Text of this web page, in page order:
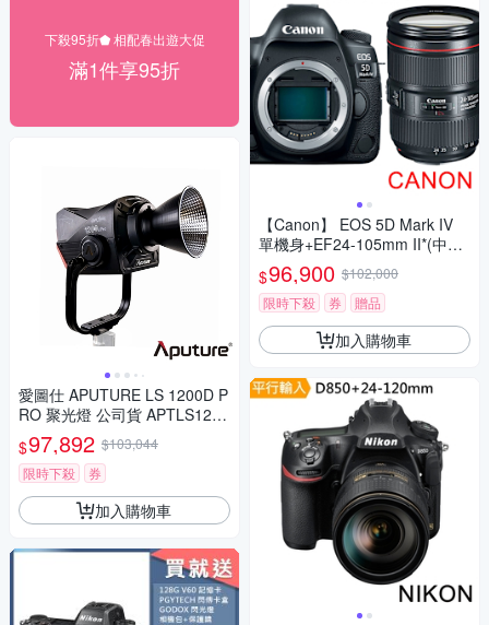
下殺95折⬟ 相配春出遊大促
滿1件享95折
愛圖仕 APUTURE LS 1200D P
RO 聚光燈 公司貨 APTLS1200
DPRO
$97,892 $103,044
限時下殺
券
加入購物車
【Canon】 EOS 5D Mark IV
單機身+EF24-105mm II*(中文
平輸)
$96,900 $102,000
限時下殺
券 贈品
加入購物車